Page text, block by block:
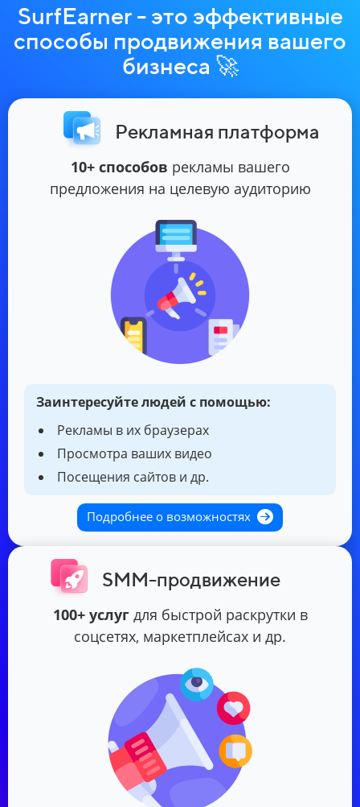
SurfEarner - это эффективные
способы продвижения вашего
бизнеса 🚀
Рекламная платформа
10+ способов рекламы вашего
предложения на целевую аудиторию
Заинтересуйте людей с помощью:
Рекламы в их браузерах
Просмотра ваших видео
Посещения сайтов и др.
Подробнее о возможностях
SMM-продвижение
100+ услугдля быстрой раскрутки в
соцсетях, маркетплейсах и др.